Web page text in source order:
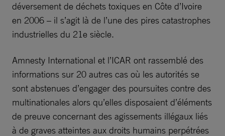
déversement de déchets toxiques en Côte d’Ivoire
en 2006 – il s’agit là de l’une des pires catastrophes
industrielles du 21e siècle.
Amnesty International et l’ICAR ont rassemblé des
informations sur 20 autres cas où les autorités se
sont abstenues d’engager des poursuites contre des
multinationales alors qu’elles disposaient d’éléments
de preuve concernant des agissements illégaux liés
à de graves atteintes aux droits humains perpétrées